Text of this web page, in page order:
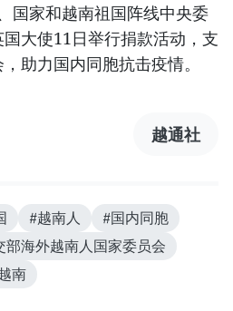
国家和越南祖国阵线中央委
大使11日举行捐款活动，支
助力国内同胞抗击疫情。
越通社
#越南人
#国内同胞
部海外越南人国家委员会
南